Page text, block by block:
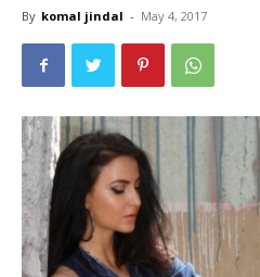
By komal jindal - May 4, 2017